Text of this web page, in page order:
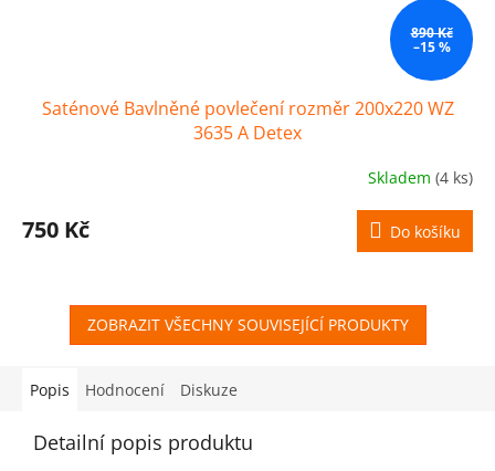
890 Kč
–15 %
Saténové Bavlněné povlečení rozměr 200x220 WZ
3635 A Detex
Skladem (4 ks)
750 Kč Do košíku
ZOBRAZIT VŠECHNY SOUVISEJÍCÍ PRODUKTY
Popis Hodnocení Diskuze
Detailní popis produktu